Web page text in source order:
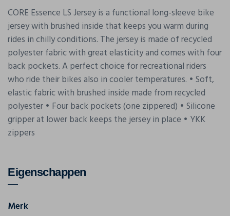
CORE Essence LS Jersey is a functional long-sleeve bike
jersey with brushed inside that keeps you warm during
rides in chilly conditions. The jersey is made of recycled
polyester fabric with great elasticity and comes with four
back pockets. A perfect choice for recreational riders
who ride their bikes also in cooler temperatures. • Soft,
elastic fabric with brushed inside made from recycled
polyester • Four back pockets (one zippered) • Silicone
gripper at lower back keeps the jersey in place • YKK
zippers
Eigenschappen
Merk